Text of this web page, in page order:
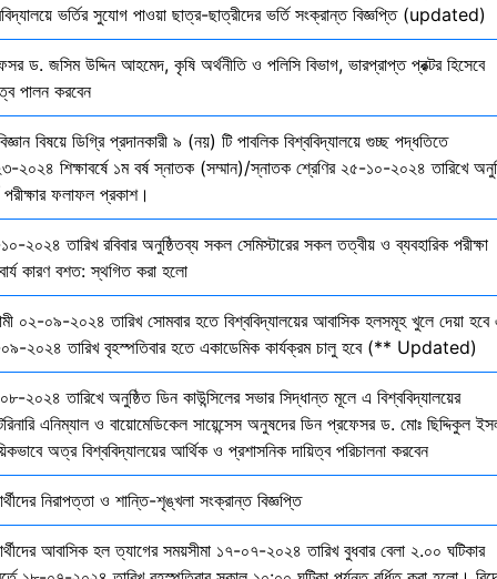
ভর্তির সুযোগ পাওয়া ছাত্র-ছাত্রীদের ভর্তি সংক্রান্ত বিজ্ঞপ্তি (updated)
ড. জসিম উদ্দিন আহমেদ, কৃষি অর্থনীতি ও পলিসি বিভাগ, ভারপ্রাপ্ত প্রক্টর হিসেবে
পালন করবেন
বিষয়ে ডিগ্রি প্রদানকারী ৯ (নয়) টি পাবলিক বিশ্ববিদ্যালয়ে গুচ্ছ পদ্ধতিতে
২০২৪ শিক্ষাবর্ষে ১ম বর্ষ স্নাতক (সম্মান)/স্নাতক শ্রেণির ২৫-১০-২০২৪ তারিখে
পরীক্ষার ফলাফল প্রকাশ।
২০২৪ তারিখ রবিবার অনুষ্ঠিতব্য সকল সেমিস্টারের সকল তত্বীয় ও ব্যবহারিক পরীক্ষা
কারণ বশত: স্থগিত করা হলো
০২-০৯-২০২৪ তারিখ সোমবার হতে বিশ্ববিদ্যালয়ের আবাসিক হলসমূহ খুলে দেয়া হবে
২০২৪ তারিখ বৃহস্পতিবার হতে একাডেমিক কার্যক্রম চালু হবে (** Updated)
২০২৪ তারিখে অনুষ্ঠিত ডিন কাউন্সিলের সভার সিদ্ধান্ত মূলে এ বিশ্ববিদ্যালয়ের
এনিম্যাল ও বায়োমেডিকেল সায়েন্সেস অনুষদের ডিন প্রফেসর ড. মোঃ ছিদ্দিকুল
অত্র বিশ্ববিদ্যালয়ের আর্থিক ও প্রশাসনিক দায়িত্ব পরিচালনা করবেন
নিরাপত্তা ও শান্তি-শৃঙ্খলা সংক্রান্ত বিজ্ঞপ্তি
আবাসিক হল ত্যাগের সময়সীমা ১৭-০৭-২০২৪ তারিখ বুধবার বেলা ২.০০ ঘটিকার